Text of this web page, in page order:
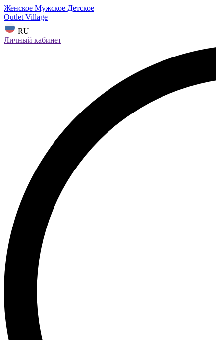
Женское Мужское Детское
Outlet Village
RU
Личный кабинет